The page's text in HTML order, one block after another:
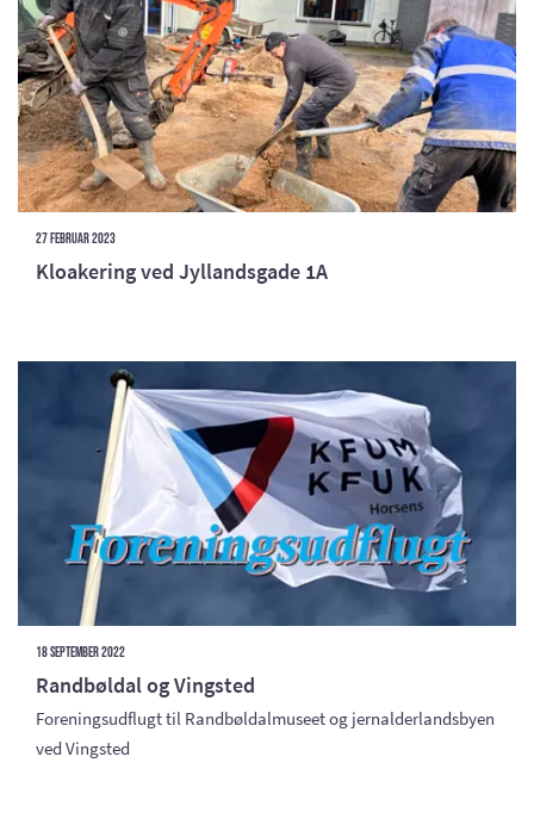
27 februar 2023
Kloakering ved Jyllandsgade 1A
18 september 2022
Randbøldal og Vingsted
Foreningsudflugt til Randbøldalmuseet og jernalderlandsbyen
ved Vingsted